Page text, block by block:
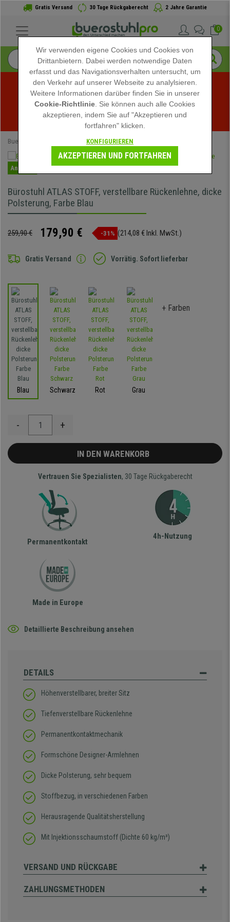
Gratis Versand 30 Tage Rückgaberecht 2 Jahre Garantie
0
Sommerschlussverkauf bei buerostuhlpro! Exklusive
Rabatte für kurze Zeit - Aktion ansehen -
Buerostuhlpro Schreibtischstühle
Angebot
Bürostuhl ATLAS STOFF, verstellbare Rückenlehne, dicke
Polsterung, Farbe Blau
259,90 € 179,90 € -31% (214,08 € Inkl. MwSt.)
Gratis Versand Vorrätig. Sofort lieferbar
Blau Schwarz Rot Grau
+ Farben
- +
IN DEN WARENKORB
Vertrauen Sie Spezialisten, 30 Tage Rückgaberecht
Permanentkontakt
4h-Nutzung
Made in Europe
Detaillierte Beschreibung ansehen
DETAILS
Höhenverstellbarer, breiter Sitz
Tiefenverstellbare Rückenlehne
Permanentkontaktmechanik
Formschöne Designer-Armlehnen
Dicke Polsterung, sehr bequem
Stoffbezug, in verschiedenen Farben
Herausragende Qualitätsherstellung
Mit Injektionsschaumstoff (Dichte 60 kg/m³)
VERSAND UND RÜCKGABE
ZAHLUNGSMETHODEN
Wir verwenden eigene Cookies und Cookies von
Drittanbietern. Dabei werden notwendige Daten
erfasst und das Navigationsverhalten untersucht, um
den Verkehr auf unserer Webseite zu analylsieren.
Weitere Informationen darüber finden Sie in unserer
Cookie-Richtlinie . Sie können auch alle Cookies
akzeptieren, indem Sie auf "Akzeptieren und
fortfahren" klicken.
KONFIGURIEREN
AKZEPTIEREN UND FORTFAHREN